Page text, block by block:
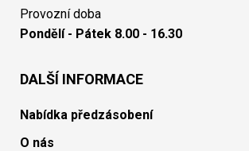
Provozní doba
Pondělí - Pátek 8.00 - 16.30
DALŠÍ INFORMACE
Nabídka předzásobení
O nás